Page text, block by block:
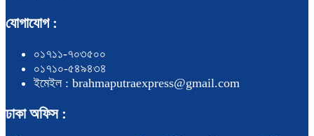
যোগাযোগ :
০১৭১১-৭০৩৫০০
০১৭১০-৫৪৯৪৩৪
ইমেইল : brahmaputraexpress@gmail.com
ঢাকা অফিস :